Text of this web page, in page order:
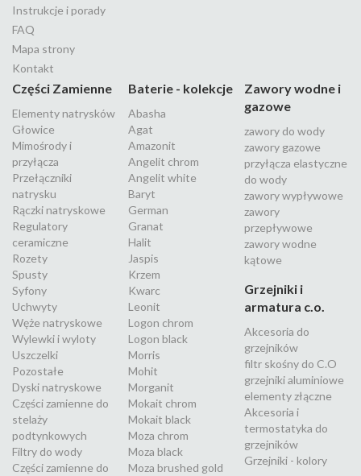
Instrukcje i porady
FAQ
Mapa strony
Kontakt
Części Zamienne
Elementy natrysków
Głowice
Mimośrody i
przyłącza
Przełączniki
natrysku
Rączki natryskowe
Regulatory
ceramiczne
Rozety
Spusty
Syfony
Uchwyty
Węże natryskowe
Wylewki i wyloty
Uszczelki
Pozostałe
Dyski natryskowe
Części zamienne do
stelaży
podtynkowych
Filtry do wody
Części zamienne do
Baterie - kolekcje
Abasha
Agat
Amazonit
Angelit chrom
Angelit white
Baryt
German
Granat
Halit
Jaspis
Krzem
Kwarc
Leonit
Logon chrom
Logon black
Morris
Mohit
Morganit
Mokait chrom
Mokait black
Moza chrom
Moza black
Moza brushed gold
Zawory wodne i
gazowe
zawory do wody
zawory gazowe
przyłącza elastyczne
do wody
zawory wypływowe
zawory
przepływowe
zawory wodne
kątowe
Grzejniki i
armatura c.o.
Akcesoria do
grzejników
filtr skośny do C.O
grzejniki aluminiowe
elementy złączne
Akcesoria i
termostatyka do
grzejników
Grzejniki - kolory